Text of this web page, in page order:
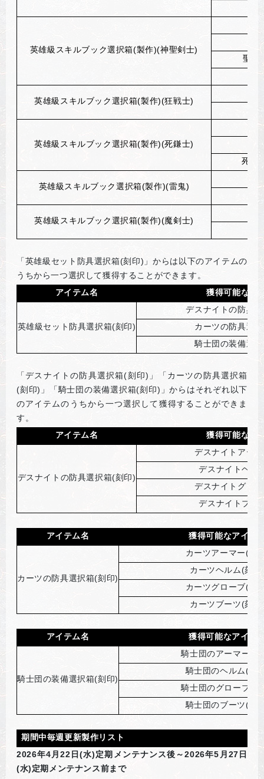
英雄級スキルブック選択箱(製作)(神聖剣士)
聖書
英雄級スキルブック選択箱(製作)(狂戦士)
英雄級スキルブック選択箱(製作)(死鎌士)
死鎌
英雄級スキルブック選択箱(製作)(雷鬼)
英雄級スキルブック選択箱(製作)(魔剣士)
「英雄級セット防具選択箱(刻印)」からは以下のアイテムの
うちから一つ選択して獲得することができます。
アイテム名
獲得可能なア
英雄級セット防具選択箱(刻印)
デスナイトの防具
カーツの防具選
騎士団の装備選
「デスナイトの防具選択箱(刻印)」「カーツの防具選択箱
(刻印)」「騎士団の装備選択箱(刻印)」からはそれぞれ以下
のアイテムのうちから一つ選択して獲得することができま
す。
アイテム名
獲得可能なア
デスナイトの防具選択箱(刻印)
デスナイトアー
デスナイトヘル
デスナイトグロ
デスナイトブー
アイテム名 獲得可能なアイテ
カーツの防具選択箱(刻印)
カーツアーマー(刻
カーツヘルム(刻印
カーツグローブ(刻
カーツブーツ(刻印
アイテム名 獲得可能なアイテ
騎士団の装備選択箱(刻印)
騎士団のアーマー(刻
騎士団のヘルム(刻
騎士団のグローブ(刻
騎士団のブーツ(刻
期間中毎週更新製作リスト
2026年4月22日(水)定期メンテナンス後～2026年5月27日
(水)定期メンテナンス前まで